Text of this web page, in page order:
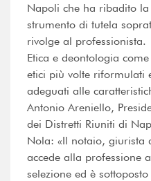
Napoli che ha ribadito la
strumento di tutela
rivolge al professionista.
Etica e deontologia
etici più volte riformulati
adeguati alle
Antonio Areniello,
dei Distretti Riuniti di
Nola: «Il notaio, giurista
accede alla professione
selezione ed è